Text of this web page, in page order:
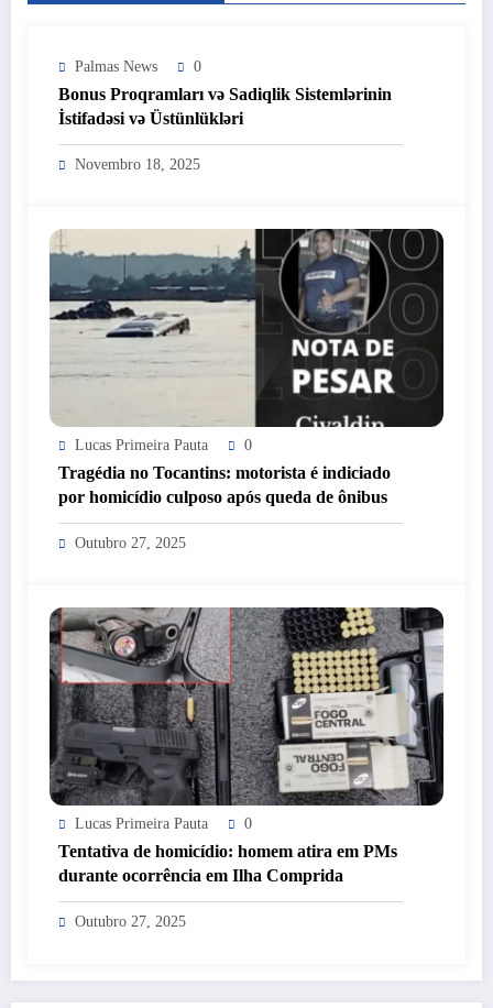
Palmas News 0
Bonus Proqramları və Sadiqlik Sistemlərinin
İstifadəsi və Üstünlükləri
Novembro 18, 2025
Lucas Primeira Pauta 0
Tragédia no Tocantins: motorista é indiciado
por homicídio culposo após queda de ônibus
Outubro 27, 2025
Lucas Primeira Pauta 0
Tentativa de homicídio: homem atira em PMs
durante ocorrência em Ilha Comprida
Outubro 27, 2025